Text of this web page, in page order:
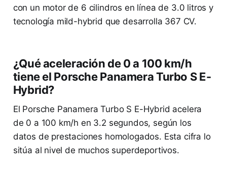
con un motor de 6 cilindros en línea de 3.0 litros y
tecnología mild-hybrid que desarrolla 367 CV.
¿Qué aceleración de 0 a 100 km/h
tiene el Porsche Panamera Turbo S E-
Hybrid?
El Porsche Panamera Turbo S E-Hybrid acelera
de 0 a 100 km/h en 3.2 segundos, según los
datos de prestaciones homologados. Esta cifra lo
sitúa al nivel de muchos superdeportivos.